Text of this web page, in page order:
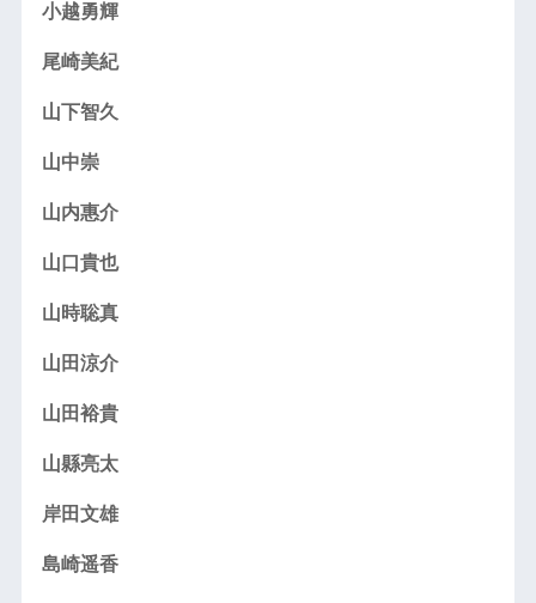
小越勇輝
尾崎美紀
山下智久
山中崇
山内惠介
山口貴也
山時聡真
山田涼介
山田裕貴
山縣亮太
岸田文雄
島崎遥香